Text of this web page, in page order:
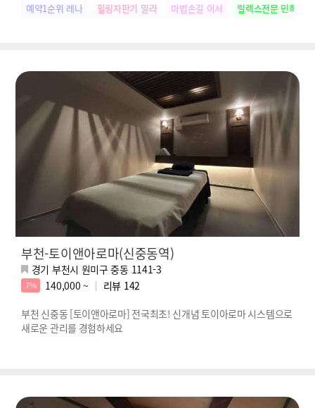
예약1순위 레나 힐링자판기 밀라 마법손길 이서 릴렉스전문 민희
부천-토이앤아로마(신중동역)
경기 부천시 원미구 중동 1141-3
7% 140,000 ~ 리뷰 142
부천 신중동 [토이앤아로마] 전국최초! 신개념 토이아로마 시스템으로
새로운 관리를 경험하세요